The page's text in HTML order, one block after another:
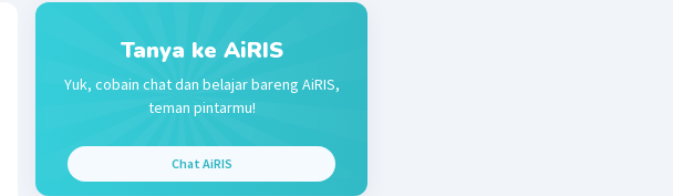
Tanya ke AiRIS
Yuk, cobain chat dan belajar bareng AiRIS,
teman pintarmu!
Chat AiRIS